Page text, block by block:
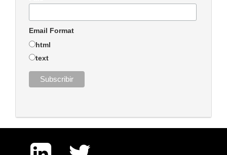
Email Format
html
text